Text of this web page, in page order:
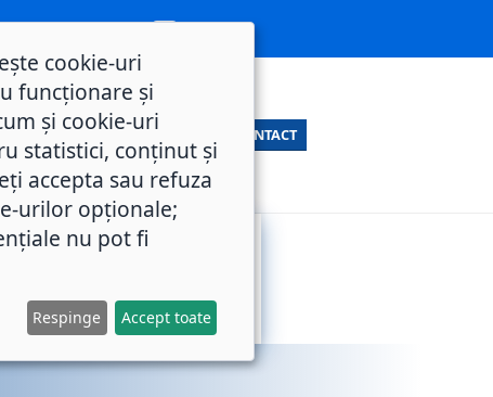
CONTACT
cookie-uri
funcționare și
și cookie-uri
statistici, conținut și
accepta sau refuza
urilor opționale;
nu pot fi
Respinge Accept toate